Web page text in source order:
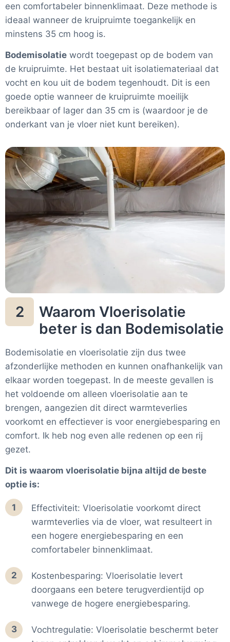
een comfortabeler binnenklimaat. Deze methode is
ideaal wanneer de kruipruimte toegankelijk en
minstens 35 cm hoog is.
Bodemisolatie wordt toegepast op de bodem van
de kruipruimte. Het bestaat uit isolatiemateriaal dat
vocht en kou uit de bodem tegenhoudt. Dit is een
goede optie wanneer de kruipruimte moeilijk
bereikbaar of lager dan 35 cm is (waardoor je de
onderkant van je vloer niet kunt bereiken).
2
Waarom Vloerisolatie
beter is dan Bodemisolatie
Bodemisolatie en vloerisolatie zijn dus twee
afzonderlijke methoden en kunnen onafhankelijk van
elkaar worden toegepast. In de meeste gevallen is
het voldoende om alleen vloerisolatie aan te
brengen, aangezien dit direct warmteverlies
voorkomt en effectiever is voor energiebesparing en
comfort. Ik heb nog even alle redenen op een rij
gezet.
Dit is waarom vloerisolatie bijna altijd de beste
optie is:
1
Effectiviteit: Vloerisolatie voorkomt direct
warmteverlies via de vloer, wat resulteert in
een hogere energiebesparing en een
comfortabeler binnenklimaat.
2
Kostenbesparing: Vloerisolatie levert
doorgaans een betere terugverdientijd op
vanwege de hogere energiebesparing.
3
Vochtregulatie: Vloerisolatie beschermt beter